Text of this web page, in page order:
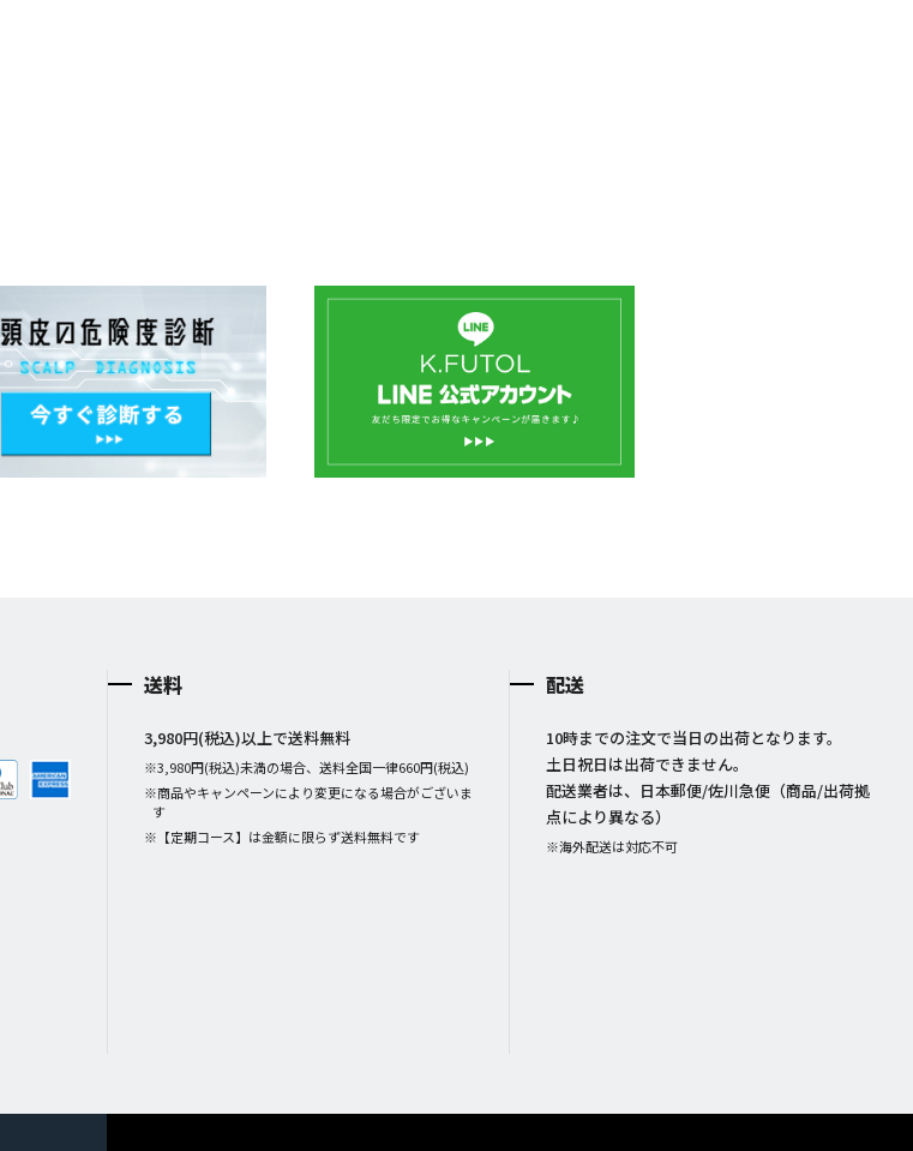
送料
3,980円(税込)以上で送料無料
※3,980円(税込)未満の場合、送料全国一律660円(税込)
※商品やキャンペーンにより変更になる場合がございま
す
※【定期コース】は金額に限らず送料無料です
配送
10時までの注文で当日の出荷となります。
土日祝日は出荷できません。
配送業者は、日本郵便/佐川急便（商品/出荷拠
点により異なる）
※海外配送は対応不可